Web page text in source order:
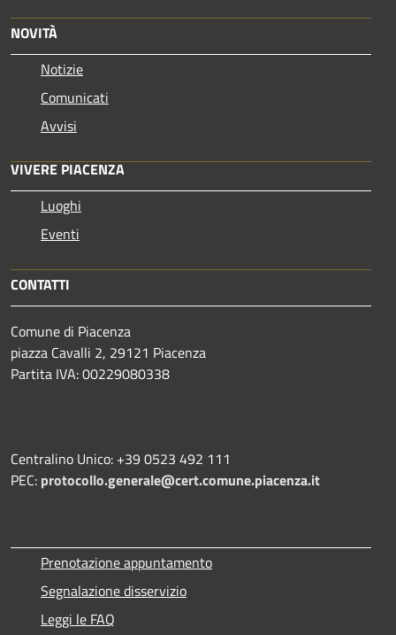
NOVITÀ
Notizie
Comunicati
Avvisi
VIVERE PIACENZA
Luoghi
Eventi
CONTATTI
Comune di Piacenza
piazza Cavalli 2, 29121 Piacenza
Partita IVA: 00229080338
Centralino Unico: +39 0523 492 111
PEC: protocollo.generale@cert.comune.piacenza.it
Prenotazione appuntamento
Segnalazione disservizio
Leggi le FAQ